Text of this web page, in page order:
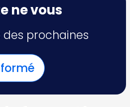
ne vous
des prochaines